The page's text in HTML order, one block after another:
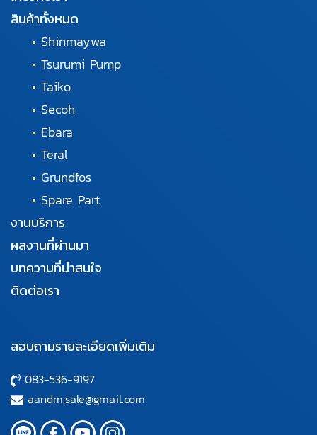
สินค้าทั้งหมด
• Shinmaywa
• Tsurumi Pump
• Taiko
• Secoh
• Ebara
• Teral
• Grundfos
• Spare Part
งานบริการ
ผลงานที่ผ่านมา
บทความที่น่าสนใจ
ติดต่อเรา
สอบถามรายละเอียดเพิ่มเติม
083-536-9197
aandm.sale@gmail.com